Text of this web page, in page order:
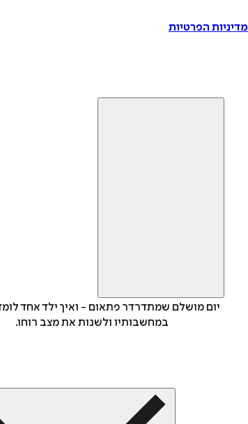
הפרטיות
יום מושלם שמתדרדר פתאום - ואיך ילד אחד
במחשבותיו ולשנות את מצב רוחו.